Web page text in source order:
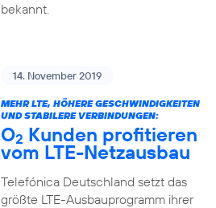
bekannt.
14. November 2019
MEHR LTE, HÖHERE GESCHWINDIGKEITEN
UND STABILERE VERBINDUNGEN:
O2 Kunden profitieren
vom LTE-Netzausbau
Telefónica Deutschland setzt das
größte LTE-Ausbauprogramm ihrer